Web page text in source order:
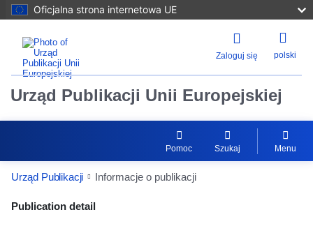
Oficjalna strona internetowa UE
Zaloguj się polski
Urząd Publikacji Unii Europejskiej
Pomoc Szukaj Menu
Urząd Publikacji Informacje o publikacji
Publication Detail Actions Portlet
Publication detail